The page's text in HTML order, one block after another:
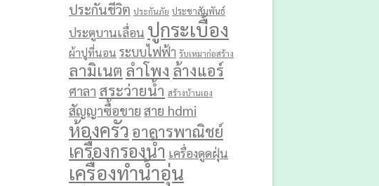
ประกันชีวิต ประกันภัย ประชาสัมพันธ์
ประตูบานเลื่อน ปูกระเบื้อง
ผ้าปูที่นอน ระบบไฟฟ้า รับเหมาก่อสร้าง
ลามิเนต ลำโพง ล้างแอร์
ศาลา สระว่ายน้ำ สร้างบ้านเอง
สัญญาซื้อขาย สาย hdmi
ห้องครัว อาคารพาณิชย์
เครื่องกรองน้ำ เครื่องดูดฝุ่น
เครื่องทำน้ำอุ่น